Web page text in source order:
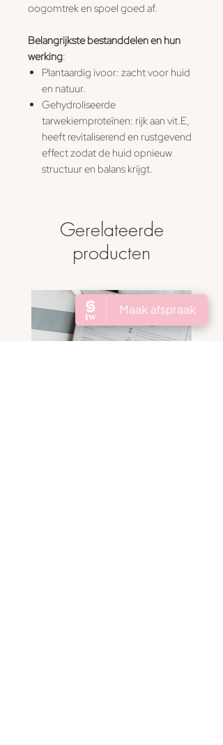
oogomtrek en spoel goed af.
Belangrijkste bestanddelen en hun
werking:
Plantaardig ivoor: zacht voor huid
en natuur.
Gehydroliseerde
tarwekiemproteïnen: rijk aan vit.E,
heeft revitaliserend en rustgevend
effect zodat de huid opnieuw
structuur en balans krijgt.
Gerelateerde
producten